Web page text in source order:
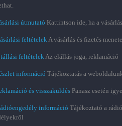
útmutató Kattintson ide, ha a
feltételekA vásárlás és fizetés
feltételekAz elállás joga, reklamáció
információ Tájékoztatás a
és visszaküldés Panasz esetén
információ Tájékoztató a